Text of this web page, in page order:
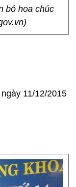
bó hoa chúc
11/12/2015